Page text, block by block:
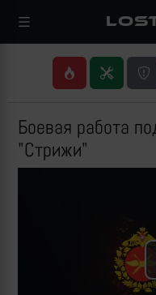
Боевая работа
"Стрижи"